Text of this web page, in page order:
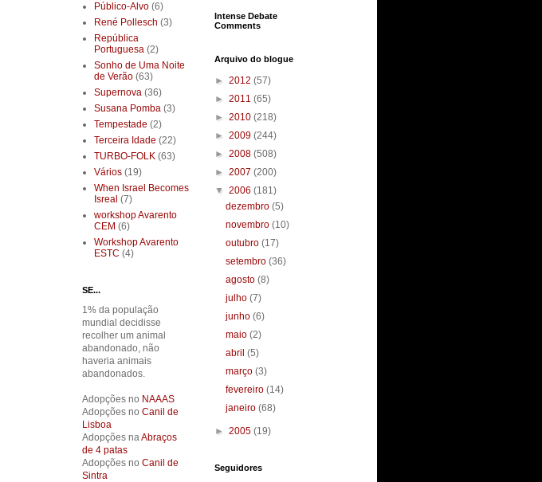
Público-Alvo (6)
René Pollesch (3)
República
Portuguesa (2)
Sonho de Uma Noite
de Verão (63)
Supernova (36)
Susana Pomba (3)
Tempestade (2)
Terceira Idade (22)
TURBO-FOLK (63)
Vários (19)
When Israel Becomes
Isreal (7)
workshop Avarento
CEM (6)
Workshop Avarento
ESTC (4)
SE...
1% da população
mundial decidisse
recolher um animal
abandonado, não
haveria animais
abandonados.
Adopções no NAAAS
Adopções no Canil de
Lisboa
Adopções naAbraços
de 4 patas
Adopções no Canil de
Sintra
Intense Debate
Comments
Arquivo do blogue
► 2012 (57)
► 2011 (65)
► 2010 (218)
► 2009 (244)
► 2008 (508)
► 2007 (200)
▼ 2006 (181)
dezembro(5)
novembro(10)
outubro(17)
setembro(36)
agosto(8)
julho(7)
junho(6)
maio(2)
abril(5)
março(3)
fevereiro(14)
janeiro(68)
► 2005 (19)
Seguidores